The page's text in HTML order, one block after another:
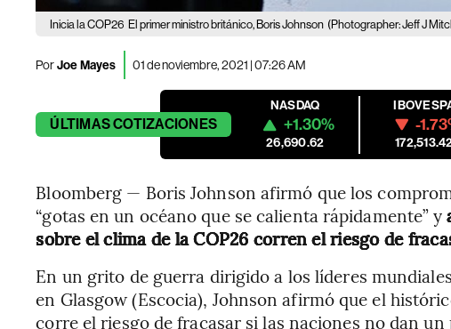
Inicia la COP26 El primer ministro británico, Boris Johnson (Photographer: Jeff J
PorJoe Mayes 01 de noviembre, 2021 | 07:26 AM
ÚLTIMASCOTIZACIONES
NASDAQ
+1.30%
26,690.62
-
Bloomberg — Boris Johnson afirmó que los
“gotas en un océano que se calienta rápidamente” y
sobre el clima de la COP26 corren el riesgo de
En un grito de guerra dirigido a los líderes
en Glasgow (Escocia), Johnson afirmó que el
corre el riesgo de fracasar si las naciones no dan un